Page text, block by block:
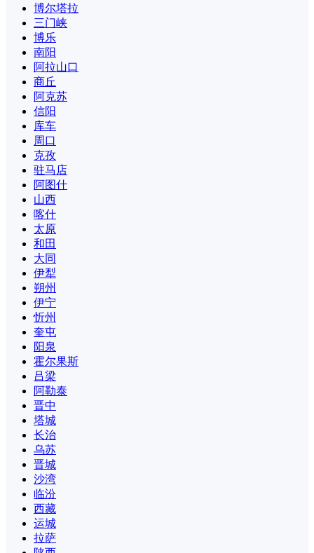
博尔塔拉
三门峡
博乐
南阳
阿拉山口
商丘
阿克苏
信阳
库车
周口
克孜
驻马店
阿图什
山西
喀什
太原
和田
大同
伊犁
朔州
伊宁
忻州
奎屯
阳泉
霍尔果斯
吕梁
阿勒泰
晋中
塔城
长治
乌苏
晋城
沙湾
临汾
西藏
运城
拉萨